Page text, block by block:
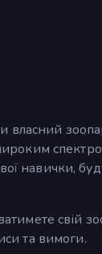
власний
навички,
свій
та вимоги.